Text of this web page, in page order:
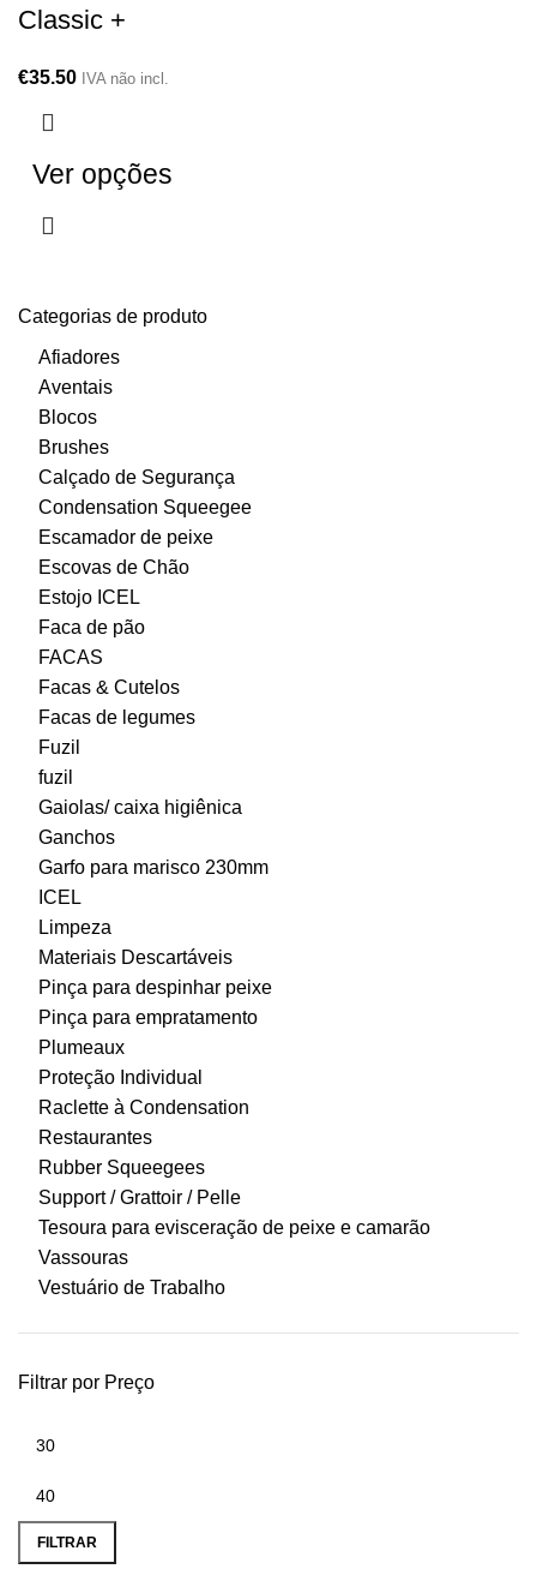
Categorias de produto
Afiadores
Aventais
Blocos
Brushes
Calçado de Segurança
Condensation Squeegee
Escamador de peixe
Escovas de Chão
Estojo ICEL
Faca de pão
FACAS
Facas & Cutelos
Facas de legumes
Fuzil
fuzil
Gaiolas/ caixa higiênica
Ganchos
Garfo para marisco 230mm
ICEL
Limpeza
Materiais Descartáveis
Pinça para despinhar peixe
Pinça para empratamento
Plumeaux
Proteção Individual
Raclette à Condensation
Restaurantes
Rubber Squeegees
Support / Grattoir / Pelle
Tesoura para evisceração de peixe e camarão
Vassouras
Vestuário de Trabalho
Filtrar por Preço
FILTRAR
Classic +
€35.50 IVA não incl.
Ver opções